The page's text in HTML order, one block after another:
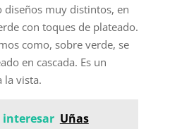
diseños muy distintos, en
con toques de plateado.
como, sobre verde, se
en cascada. Es un
la vista.
interesar Uñas